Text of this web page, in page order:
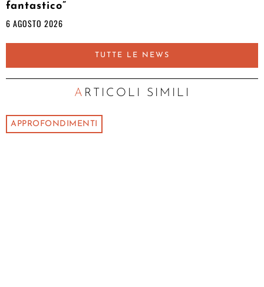
fantastico”
6 AGOSTO 2026
TUTTE LE NEWS
ARTICOLI SIMILI
APPROFONDIMENTI